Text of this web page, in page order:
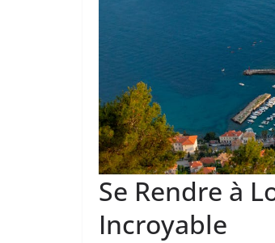
Se Rendre à
Incroyable